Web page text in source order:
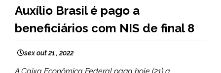
NOTÍCIAS
Auxílio Brasil é pago a
beneficiários com NIS de final 8
sex out 21 , 2022